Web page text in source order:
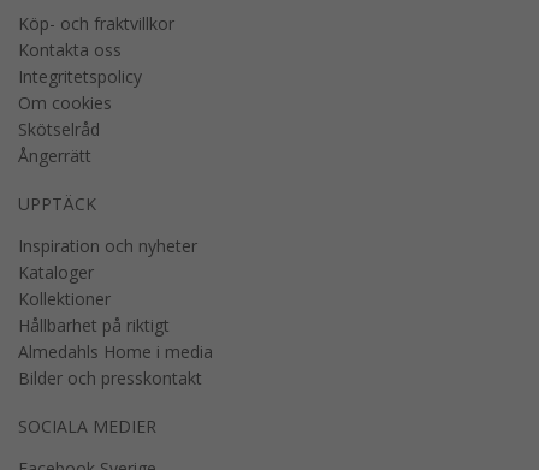
Köp- och fraktvillkor
Kontakta oss
Integritetspolicy
Om cookies
Skötselråd
Ångerrätt
UPPTÄCK
Inspiration och nyheter
Kataloger
Kollektioner
Hållbarhet på riktigt
Almedahls Home i media
Bilder och presskontakt
SOCIALA MEDIER